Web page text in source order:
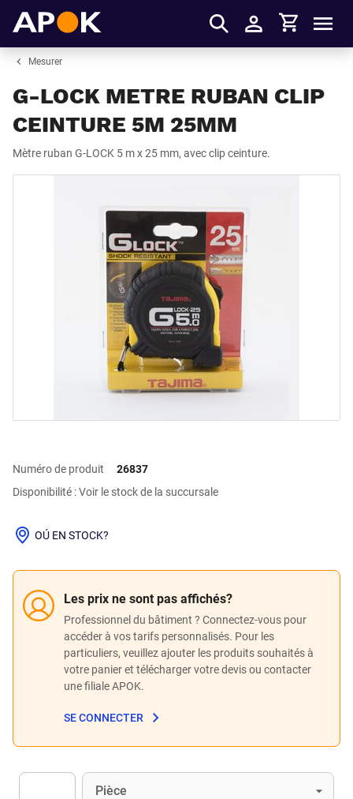
S'identifier
Panier
Mesurer
G-LOCK METRE RUBAN CLIP
CEINTURE 5M 25MM
Mètre ruban G-LOCK 5 m x 25 mm, avec clip ceinture.
Numéro de produit
26837
Disponibilité : Voir le stock de la succursale
Les prix ne sont pas affichés?
Professionnel du bâtiment ? Connectez-vous pour
accéder à vos tarifs personnalisés. Pour les
particuliers, veuillez ajouter les produits souhaités à
votre panier et télécharger votre devis ou contacter
une filiale APOK.
SE CONNECTER
OÚ EN STOCK?
Unité
Pièce